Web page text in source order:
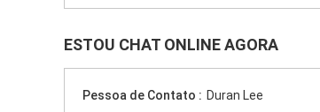
ESTOU CHAT ONLINE AGORA
Pessoa de Contato : Duran Lee